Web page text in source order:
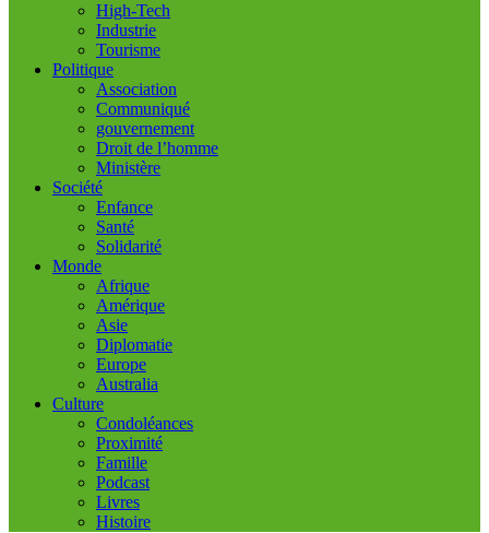
High-Tech
Industrie
Tourisme
Politique
Association
Communiqué
gouvernement
Droit de l’homme
Ministère
Société
Enfance
Santé
Solidarité
Monde
Afrique
Amérique
Asie
Diplomatie
Europe
Australia
Culture
Condoléances
Proximité
Famille
Podcast
Livres
Histoire